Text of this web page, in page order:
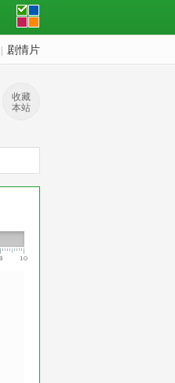
剧情片
收藏
本站